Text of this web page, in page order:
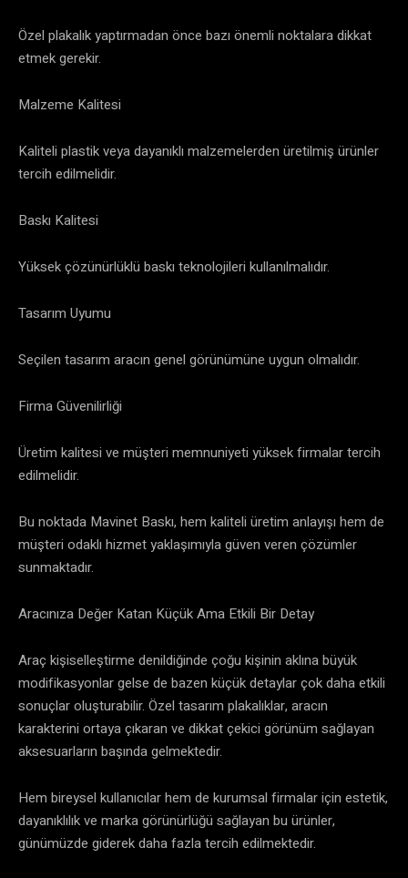
Özel plakalık yaptırmadan önce bazı önemli noktalara dikkat
etmek gerekir.
Malzeme Kalitesi
Kaliteli plastik veya dayanıklı malzemelerden üretilmiş ürünler
tercih edilmelidir.
Baskı Kalitesi
Yüksek çözünürlüklü baskı teknolojileri kullanılmalıdır.
Tasarım Uyumu
Seçilen tasarım aracın genel görünümüne uygun olmalıdır.
Firma Güvenilirliği
Üretim kalitesi ve müşteri memnuniyeti yüksek firmalar tercih
edilmelidir.
Bu noktada Mavinet Baskı, hem kaliteli üretim anlayışı hem de
müşteri odaklı hizmet yaklaşımıyla güven veren çözümler
sunmaktadır.
Aracınıza Değer Katan Küçük Ama Etkili Bir Detay
Araç kişiselleştirme denildiğinde çoğu kişinin aklına büyük
modifikasyonlar gelse de bazen küçük detaylar çok daha etkili
sonuçlar oluşturabilir. Özel tasarım plakalıklar, aracın
karakterini ortaya çıkaran ve dikkat çekici görünüm sağlayan
aksesuarların başında gelmektedir.
Hem bireysel kullanıcılar hem de kurumsal firmalar için estetik,
dayanıklılık ve marka görünürlüğü sağlayan bu ürünler,
günümüzde giderek daha fazla tercih edilmektedir.